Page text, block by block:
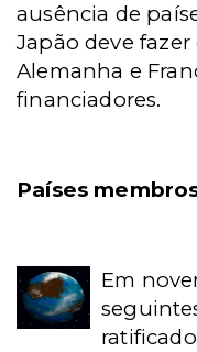
ausência de
Japão deve
Alemanha e
financiadores.
Países
Em